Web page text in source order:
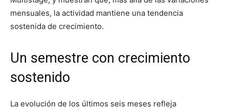
mensuales, la actividad mantiene una tendencia
sostenida de crecimiento.
Un semestre con crecimiento
sostenido
La evolución de los últimos seis meses refleja